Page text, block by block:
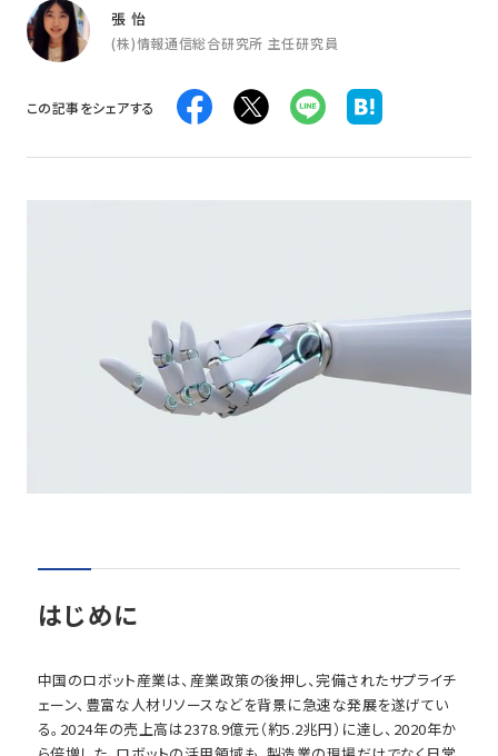
張 怡
(株)情報通信総合研究所 主任研究員
この記事をシェアする
はじめに
中国のロボット産業は、産業政策の後押し、完備されたサプライチ
ェーン、豊富な人材リソースなどを背景に急速な発展を遂げてい
る。2024年の売上高は2378.9億元（約5.2兆円）に達し、2020年か